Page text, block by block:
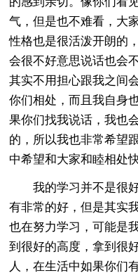
气，但是也不难看，大
性格也是很活泼开朗的
会很不好意思说话也会
其实不用担心跟我之间
你们相处，而且我自身
果你们找我说话，我也
的，所以我也非常希望
中希望和大家和睦相处
我的学习并不是很好
有非常的好，但是其实
也在努力学习，可能是
到很好的高度，拿到很
人，在生活中如果你们